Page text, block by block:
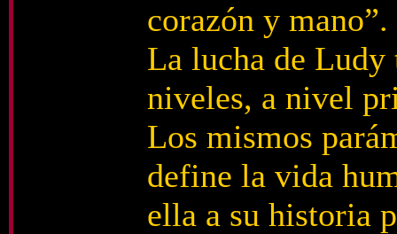
corazón y mano”.
La lucha de Ludy
niveles, a nivel
Los mismos
define la vida
ella a su historia